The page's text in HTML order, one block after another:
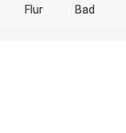
Flur Bad